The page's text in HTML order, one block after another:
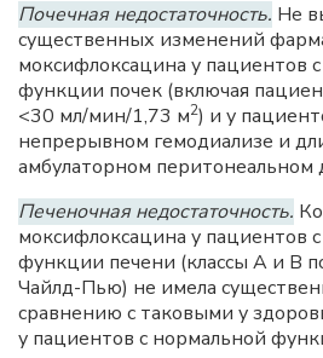
Почечная недостаточность. Не
существенных изменений
моксифлоксацина у пациентов
функции почек (включая
<30 мл/мин/1,73 м2) и у
непрерывном гемодиализе и
амбулаторном перитонеальном
Печеночная недостаточность.
моксифлоксацина у пациентов
функции печени (классы А и В
Чайлд-Пью) не имела
сравнению с таковыми у
у пациентов с нормальной